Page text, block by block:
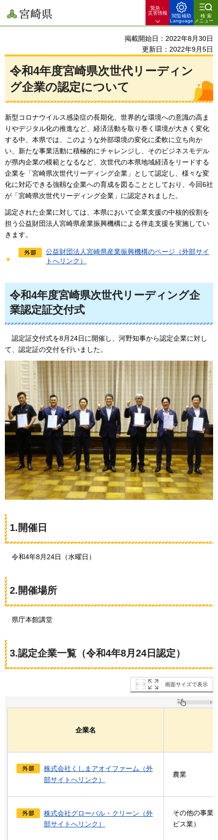
宮崎県
緊急・
災害情報
閲覧補助
Language
検索
メニュー
掲載開始日：2022年8月30日
更新日：2022年9月5日
令和4年度宮崎県次世代リーディン
グ企業の認定について
新型コロナウイルス感染症の長期化、世界的な環境への意識の高ま
りやデジタル化の推進など、経済活動を取り巻く環境が大きく変化
する中、本県では、このような外部環境の変化に柔軟に立ち向か
い、新たな事業活動に積極的にチャレンジし、そのビジネスモデル
が県内企業の模範となるなど、次世代の本県地域経済をリードする
企業を「宮崎県次世代リーディング企業」として認定し、様々な変
化に対応できる強靱な企業への育成を図ることとしており、今回6社
が「宮崎県次世代リーディング企業」に認定されました。
認定された企業に対しては、本県において企業支援の中核的役割を
担う公益財団法人宮崎県産業振興機構による伴走支援を実施してい
きます。
公益財団法人宮崎県産業振興機構のページ（外部サイ
トへリンク）
令和4年度宮崎県次世代リーディング企
業認定証交付式
認定証交付式を8月24日に開催し、河野知事から認定企業に対し
て、認定証の交付を行いました。
1.開催日
令和4年8月24日（水曜日）
2.開催場所
県庁本館講堂
3.認定企業一覧（令和4年8月24日認定）
画面サイズで表示
企業名
株式会社くしまアオイファーム（外
部サイトへリンク）
農業
株式会社グローバル・クリーン（外
部サイトへリンク）
その他の事業
ビス業）